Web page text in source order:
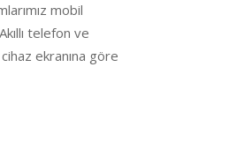
mobil
telefon ve
ekranına göre